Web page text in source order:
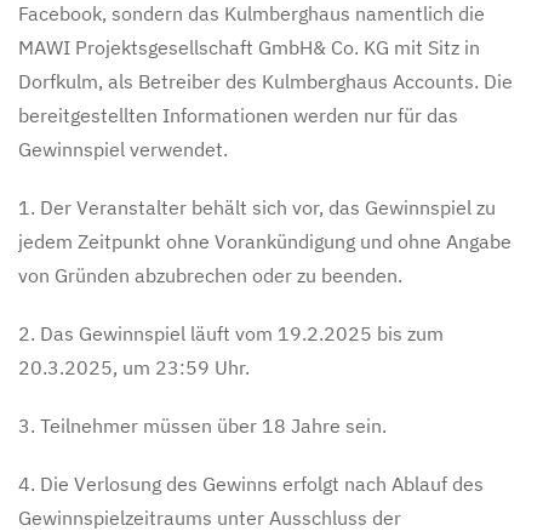
Facebook, sondern das Kulmberghaus namentlich die
MAWI Projektsgesellschaft GmbH& Co. KG mit Sitz in
Dorfkulm, als Betreiber des Kulmberghaus Accounts. Die
bereitgestellten Informationen werden nur für das
Gewinnspiel verwendet.
1. Der Veranstalter behält sich vor, das Gewinnspiel zu
jedem Zeitpunkt ohne Vorankündigung und ohne Angabe
von Gründen abzubrechen oder zu beenden.
2. Das Gewinnspiel läuft vom 19.2.2025 bis zum
20.3.2025, um 23:59 Uhr.
3. Teilnehmer müssen über 18 Jahre sein.
4. Die Verlosung des Gewinns erfolgt nach Ablauf des
Gewinnspielzeitraums unter Ausschluss der